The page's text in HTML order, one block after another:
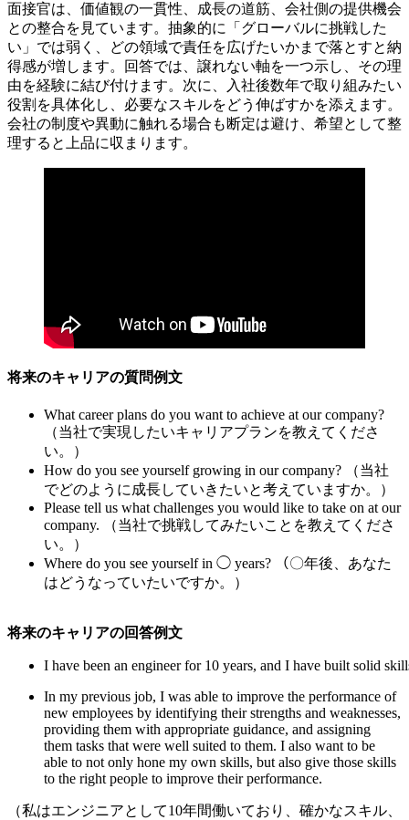
面接官は、価値観の一貫性、成長の道筋、会社側の提供機会
との整合を見ています。抽象的に「グローバルに挑戦した
い」では弱く、どの領域で責任を広げたいかまで落とすと納
得感が増します。回答では、譲れない軸を一つ示し、その理
由を経験に結び付けます。次に、入社後数年で取り組みたい
役割を具体化し、必要なスキルをどう伸ばすかを添えます。
会社の制度や異動に触れる場合も断定は避け、希望として整
理すると上品に収まります。
将来のキャリアの質問例文
What career plans do you want to achieve at our company?
（当社で実現したいキャリアプランを教えてくださ
い。）
How do you see yourself growing in our company? （当社
でどのように成長していきたいと考えていますか。）
Please tell us what challenges you would like to take on at our
company. （当社で挑戦してみたいことを教えてくださ
い。）
Where do you see yourself in ◯ years? （〇年後、あなた
はどうなっていたいですか。）
将来のキャリアの回答例文
I have been an engineer for 10 years, and I have built solid
In my previous job, I was able to improve the performance of
new employees by identifying their strengths and weaknesses,
providing them with appropriate guidance, and assigning
them tasks that were well suited to them. I also want to be
able to not only hone my own skills, but also give those skills
to the right people to improve their performance.
（私はエンジニアとして10年間働いており、確かなスキル、